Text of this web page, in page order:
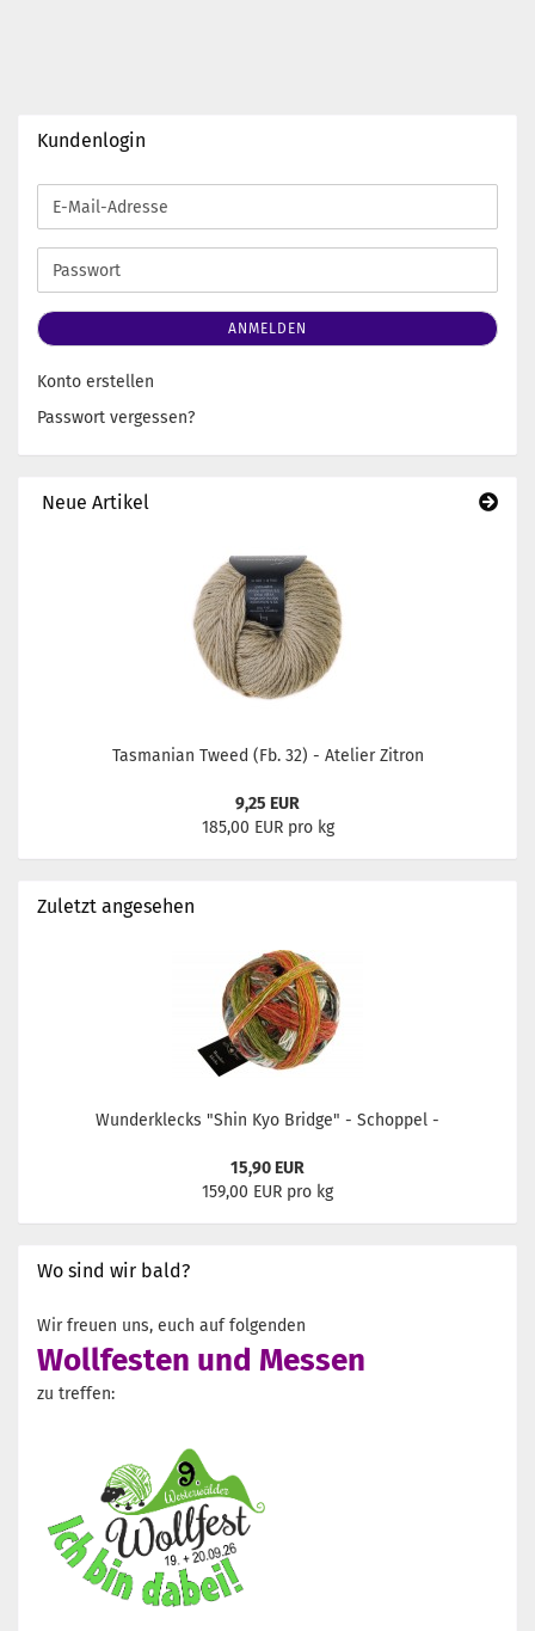
Kundenlogin
E-
Mail-
Adresse
Passwort
ANMELDEN
Konto erstellen
Passwort vergessen?
Neue Artikel
Tasmanian Tweed (Fb. 32) - Atelier Zitron
9,25 EUR
185,00 EUR pro kg
Zuletzt angesehen
Wunderklecks "Shin Kyo Bridge" - Schoppel -
15,90 EUR
159,00 EUR pro kg
Wo sind wir bald?
Wir freuen uns, euch auf folgenden
Wollfesten und Messen
zu treffen: